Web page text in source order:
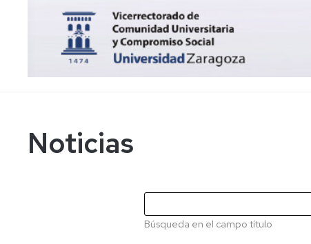
8M
2026
TFG
audiovisual
Estudios
y
Diagnósticos
Noticias
Búsqueda en el campo título